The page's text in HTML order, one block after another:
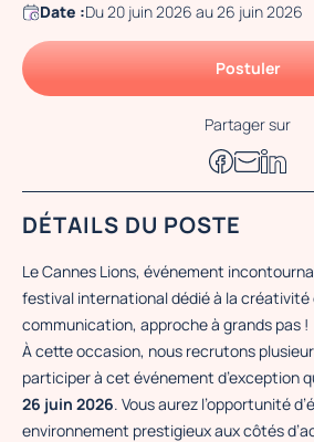
Date :Du 20 juin 2026 au 26 juin 2026
Postuler
Partager sur
DÉTAILS DU POSTE
Le Cannes Lions, événement
festival international dédié à la créativité
communication, approche à grands pas !
À cette occasion, nous recrutons
participer à cet événement d’exception
26 juin 2026. Vous aurez l’opportunité
environnement prestigieux aux côtés